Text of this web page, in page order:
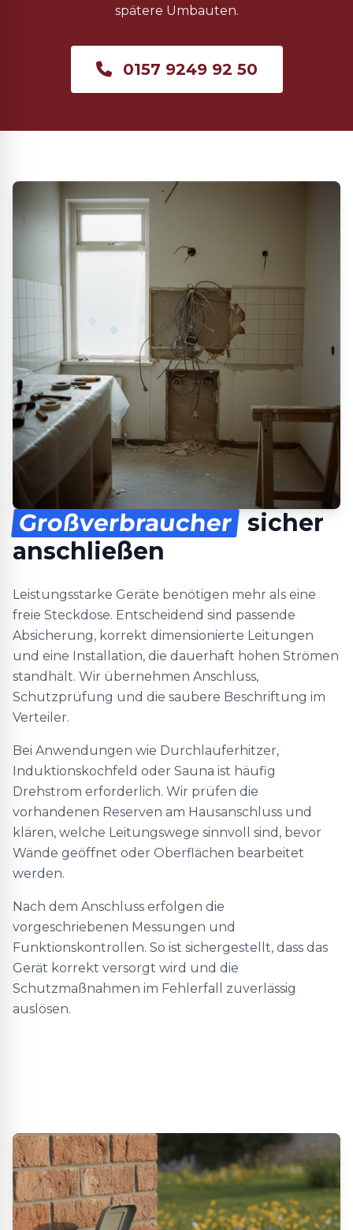
spätere Umbauten.
0157 9249 92 50
Großverbraucher sicher
anschließen
Leistungsstarke Geräte benötigen mehr als eine
freie Steckdose. Entscheidend sind passende
Absicherung, korrekt dimensionierte Leitungen
und eine Installation, die dauerhaft hohen Strömen
standhält. Wir übernehmen Anschluss,
Schutzprüfung und die saubere Beschriftung im
Verteiler.
Bei Anwendungen wie Durchlauferhitzer,
Induktionskochfeld oder Sauna ist häufig
Drehstrom erforderlich. Wir prüfen die
vorhandenen Reserven am Hausanschluss und
klären, welche Leitungswege sinnvoll sind, bevor
Wände geöffnet oder Oberflächen bearbeitet
werden.
Nach dem Anschluss erfolgen die
vorgeschriebenen Messungen und
Funktionskontrollen. So ist sichergestellt, dass das
Gerät korrekt versorgt wird und die
Schutzmaßnahmen im Fehlerfall zuverlässig
auslösen.